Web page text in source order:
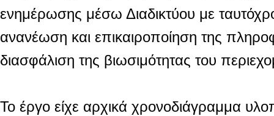
ενημέρωσης μέσω Διαδικτύου με
ανανέωση και επικαιροποίηση της
διασφάλιση της βιωσιμότητας του
Το έργο είχε αρχικά χρονοδιάγραμμα